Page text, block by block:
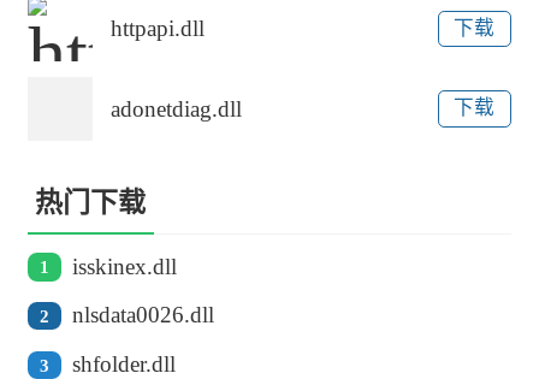
httpapi.dll 下载
adonetdiag.dll 下载
热门下载
1 isskinex.dll
2 nlsdata0026.dll
3 shfolder.dll